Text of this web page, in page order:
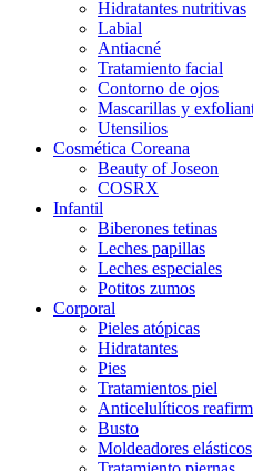
Hidratantes nutritivas
Labial
Antiacné
Tratamiento facial
Contorno de ojos
Mascarillas y
Utensilios
Cosmética Coreana
Beauty of Joseon
COSRX
Infantil
Biberones tetinas
Leches papillas
Leches especiales
Potitos zumos
Corporal
Pieles atópicas
Hidratantes
Pies
Tratamientos piel
Anticelulíticos
Busto
Moldeadores elásticos